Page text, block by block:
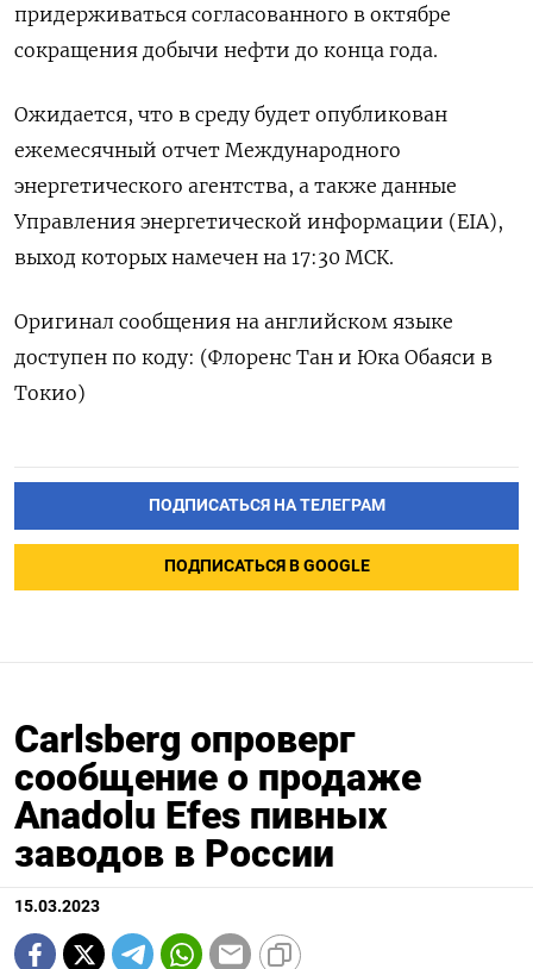
придерживаться согласованного в октябре
сокращения добычи нефти до конца года.
Ожидается, что в среду будет опубликован
ежемесячный отчет Международного
энергетического агентства, а также данные
Управления энергетической информации (EIA),
выход которых намечен на 17:30 МСК.
Оригинал сообщения на английском языке
доступен по коду: (Флоренс Тан и Юка Обаяси в
Токио)
ПОДПИСАТЬСЯ НА ТЕЛЕГРАМ
ПОДПИСАТЬСЯ В GOOGLE
Carlsberg опроверг
сообщение о продаже
Anadolu Efes пивных
заводов в России
15.03.2023